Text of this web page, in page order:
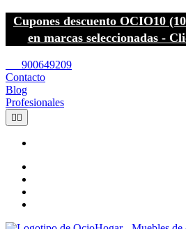
Cupones descuento OCIO10
en marcas seleccionadas -
900649209
Contacto
Blog
Profesionales
 